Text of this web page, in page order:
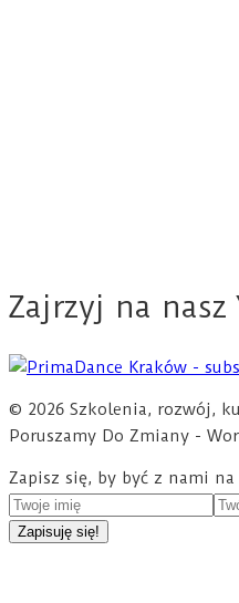
Zajrzyj na nasz
© 2026 Szkolenia, rozwój,
Poruszamy Do Zmiany -
Zapisz się, by być z nami na